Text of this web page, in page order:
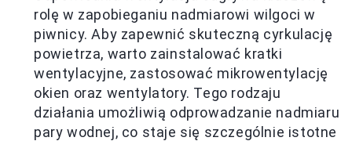
rolę w zapobieganiu nadmiarowi wilgoci w
piwnicy. Aby zapewnić skuteczną cyrkulację
powietrza, warto zainstalować kratki
wentylacyjne, zastosować mikrowentylację
okien oraz wentylatory. Tego rodzaju
działania umożliwią odprowadzanie nadmiaru
pary wodnej, co staje się szczególnie istotne